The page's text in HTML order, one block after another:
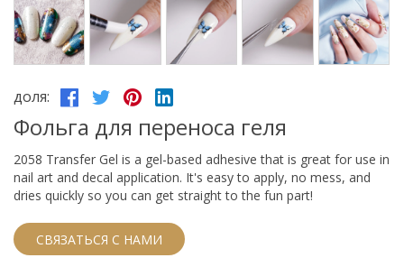
доля:
Фольга для переноса геля
2058 Transfer Gel is a gel-based adhesive that is great for use in
nail art and decal application. It's easy to apply, no mess, and
dries quickly so you can get straight to the fun part!
СВЯЗАТЬСЯ С НАМИ